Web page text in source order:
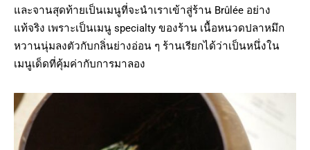
และจานสุดท้ายเป็นเมนูที่จะนำเราเข้าสู่ร้าน Brûlée อย่าง
แท้จริง เพราะเป็นเมนู specialty ของร้าน เนื้อหนวดปลาหมึก
หวานนุ่มลงตัวกับกลิ่นย่างอ่อน ๆ ร้านเรียกได้ว่าเป็นหนึ่งใน
เมนูเด็ดที่คุ้มค่ากับการมาลอง